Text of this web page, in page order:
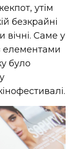
утім
безкрайні
вічні. Саме у
елементами
було